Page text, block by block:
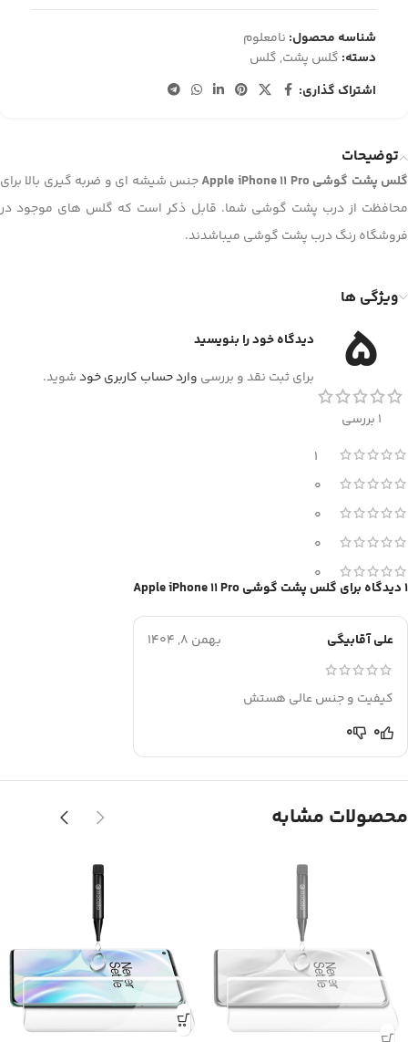
شناسه محصول: نامعلوم
دسته: گلس پشت, گلس
اشتراک گذاری:
توضیحات
گلس پشت گوشی Apple iPhone 11 Pro
جنس شیشه ای و ضربه گیری بالا برای
محافظت از درب پشت گوشی شما. قابل ذکر است که گلس های موجود در
فروشگاه رنگ درب پشت گوشی میباشدند.
ویژگی ها
5
1 بررسی
1
0
0
0
0
1 دیدگاه برای گلس پشت گوشی Apple iPhone 11 Pro
علی آقابیگی بهمن 8, 1404
کیفیت و جنس عالی هستش
0
0
دیدگاه خود را بنویسید
برای ثبت نقد و بررسی وارد حساب کاربری خودشوید.
محصولات مشابه